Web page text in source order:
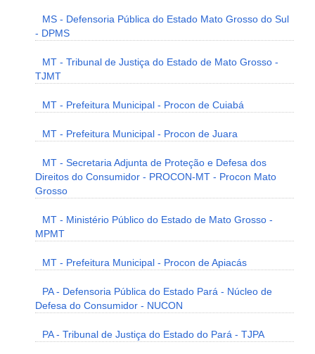
MS - Defensoria Pública do Estado Mato Grosso do Sul
- DPMS
MT - Tribunal de Justiça do Estado de Mato Grosso -
TJMT
MT - Prefeitura Municipal - Procon de Cuiabá
MT - Prefeitura Municipal - Procon de Juara
MT - Secretaria Adjunta de Proteção e Defesa dos
Direitos do Consumidor - PROCON-MT - Procon Mato
Grosso
MT - Ministério Público do Estado de Mato Grosso -
MPMT
MT - Prefeitura Municipal - Procon de Apiacás
PA - Defensoria Pública do Estado Pará - Núcleo de
Defesa do Consumidor - NUCON
PA - Tribunal de Justiça do Estado do Pará - TJPA